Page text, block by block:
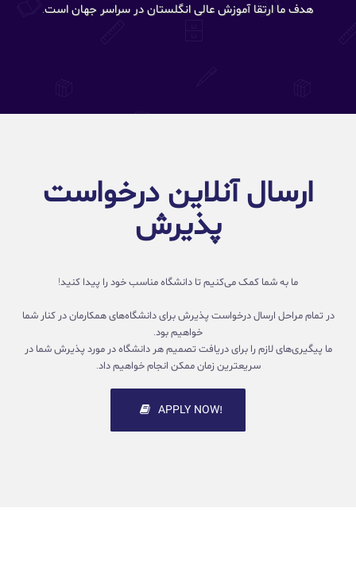
هدف ما ارتقا آموزش عالی انگلستان در سراسر جهان است.
ارسال آنلاین درخواست
پذیرش
ما به شما کمک می‌کنیم تا دانشگاه مناسب خود را پیدا کنید!
در تمام مراحل ارسال درخواست پذیرش برای دانشگاه‌های همکارمان در کنار شما
خواهیم بود.
ما پیگیری‌های لازم را برای دریافت تصمیم هر دانشگاه در مورد پذیرش شما در
سریعترین زمان ممکن انجام خواهیم داد.
!APPLY NOW